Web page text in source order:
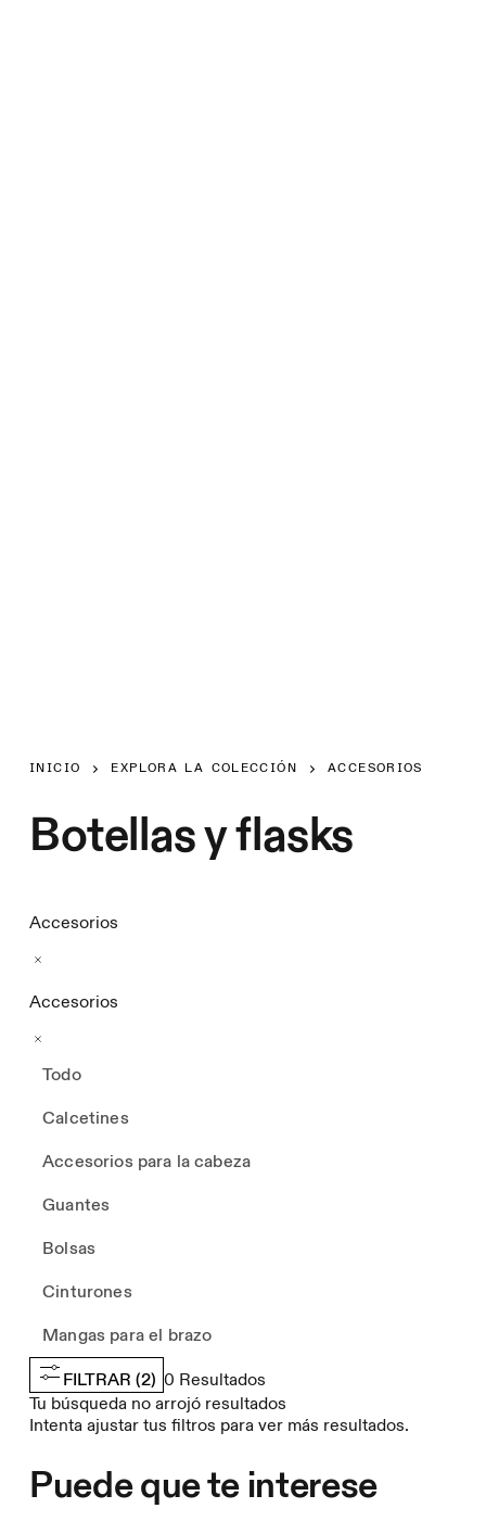
INICIO EXPLORA LA COLECCIÓN ACCESORIOS
Botellas y flasks
Accesorios
Accesorios
Todo
Calcetines
Accesorios para la cabeza
Guantes
Bolsas
Cinturones
Mangas para el brazo
FILTRAR (2) 0 Resultados
Tu búsqueda no arrojó resultados
Intenta ajustar tus filtros para ver más resultados.
Puede que te interese